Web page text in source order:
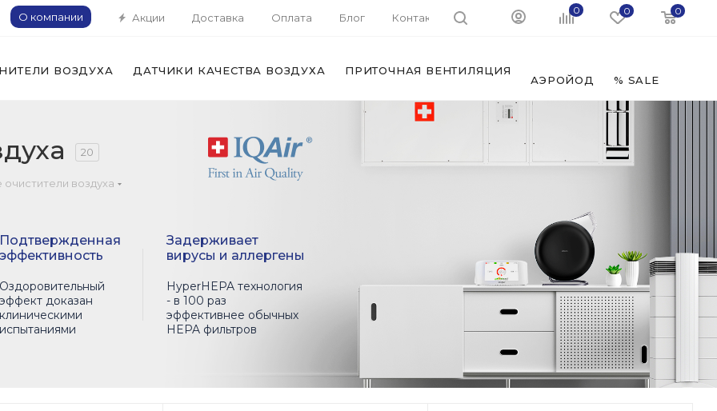
О компании Акции Доставка Оплата Блог Контакты
0 0 0
ВОЗДУХА ДАТЧИКИ КАЧЕСТВА ВОЗДУХА ПРИТОЧНАЯ ВЕНТИЛЯЦИЯ
АЭРОЙОД % SALE
20
воздуха
Подтвержденная
эффективность
Оздоровительный
эффект доказан
клиническими
испытаниями
Задерживает
вирусы и аллергены
HyperHEPA технология
- в 100 раз
эффективнее обычных
HEPA фильтров